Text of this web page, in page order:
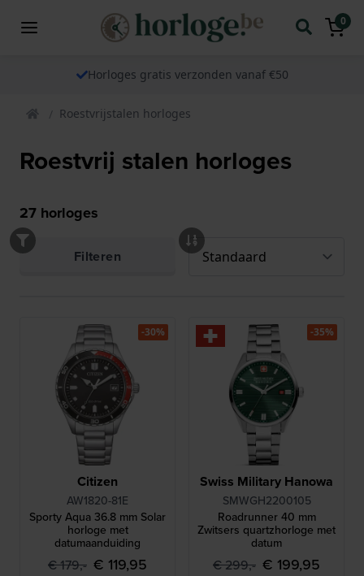
0
Horloges gratis verzonden vanaf €50
Roestvrijstalen horloges
Roestvrij stalen horloges
27 horloges
Filteren
Citizen
AW1820-81E
Sporty Aqua 36.8 mm Solar
horloge met
datumaanduiding
€ 179,- € 119,95
-30%
Swiss Military Hanowa
SMWGH2200105
Roadrunner 40 mm
Zwitsers quartzhorloge met
datum
€ 299,- € 199,95
-35%